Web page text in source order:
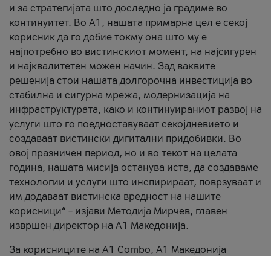
и за стратегијата што доследно ја градиме во
континуитет. Во А1, нашата примарна цел е секој
корисник да го добие токму она што му е
најпотребно во вистинскиот момент, на најсигурен
и најквалитетен можен начин. Зад ваквите
решенија стои нашата долгорочна инвестиција во
стабилна и сигурна мрежа, модернизација на
инфраструктурата, како и континуираниот развој на
услуги што го поедноставуваат секојдневието и
создаваат вистински дигитални придобивки. Во
овој празничен период, но и во текот на целата
година, нашата мисија останува иста, да создаваме
технологии и услуги што инспирираат, поврзуваат и
им додаваат вистинска вредност на нашите
корисници“ – изјави Методија Мирчев, главен
извршен директор на А1 Македонија.
За корисниците на A1 Combo, А1 Македонија